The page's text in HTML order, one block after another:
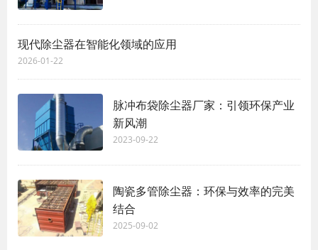
现代除尘器在智能化领域的应用
2026-01-22
脉冲布袋除尘器厂家：引领环保产业
新风潮
2023-09-22
陶瓷多管除尘器：环保与效率的完美
结合
2025-09-02